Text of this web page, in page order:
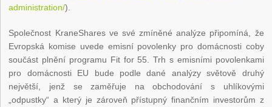
administration/).
Společnost KraneShares ve své zmíněné analýze připomíná, že
Evropská komise uvede emisní povolenky pro domácnosti coby
součást plnění programu Fit for 55. Trh s emisními povolenkami
pro domácnosti EU bude podle dané analýzy světově druhý
největší, jenž se zaměřuje na obchodování s uhlíkovými
„odpustky“ a který je zároveň přístupný finančním investorům z